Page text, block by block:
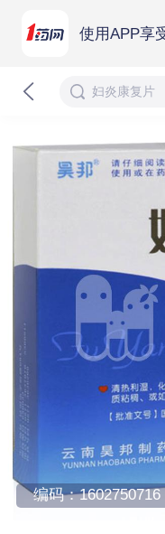
使用APP享
妇炎康复片
编码：1602750716